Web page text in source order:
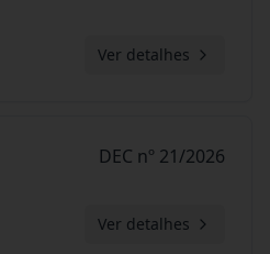
Ver detalhes
DEC nº 21/2026
Ver detalhes